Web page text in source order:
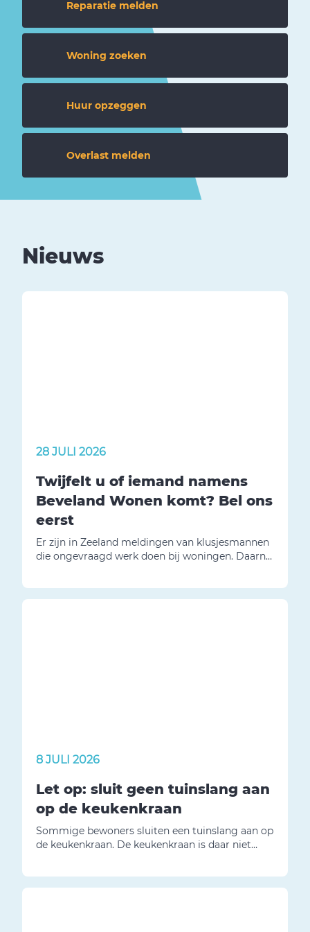
Reparatie melden
Woning zoeken
Huur opzeggen
Overlast melden
Nieuws
28 JULI 2026
Twijfelt u of iemand namens
Beveland Wonen komt? Bel ons
eerst
Er zijn in Zeeland meldingen van klusjesmannen
die ongevraagd werk doen bij woningen. Daarna
8 JULI 2026
Let op: sluit geen tuinslang aan
op de keukenkraan
Sommige bewoners sluiten een tuinslang aan op
de keukenkraan. De keukenkraan is daar niet
kraan af? Dan zijn de kosten voor de reparatie